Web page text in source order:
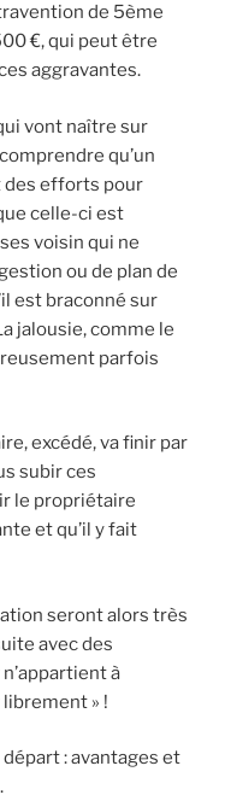
de 5ème
€, qui peut être
aggravantes.
vont naître sur
qu’un
des efforts pour
celle-ci est
voisin qui ne
ou de plan de
est braconné sur
jalousie, comme le
parfois
excédé, va finir par
subir ces
le propriétaire
et qu’il y fait
seront alors très
avec des
à
» !
: avantages et